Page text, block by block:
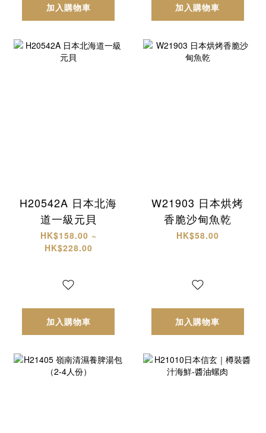
加入購物車 加入購物車
H20542A 日本北海
道一級元貝
HK$158.00 ~
HK$228.00
加入購物車
W21903 日本烘烤
香脆沙甸魚乾
HK$58.00
加入購物車